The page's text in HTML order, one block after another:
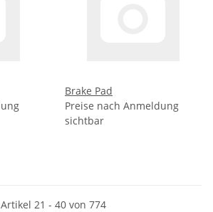
Brake Pad
Preise nach Anmeldung
sichtbar
Artikel 21 - 40 von 774